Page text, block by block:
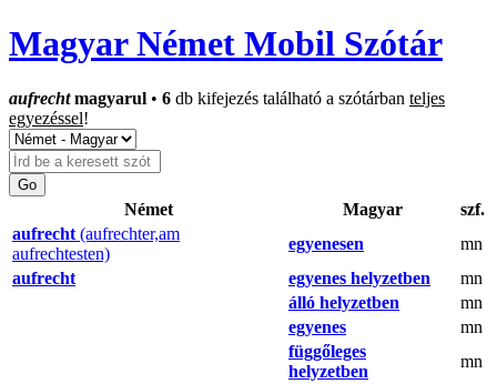
Magyar Német Mobil Szótár
aufrechtmagyarul • 6 db kifejezés található a szótárban teljes
egyezéssel!
Német Magyar
szf.
aufrecht (aufrechter,am
aufrechtesten)
egyenesen
mn
aufrecht
egyenes helyzetben
mn
álló helyzetben
mn
egyenes
mn
függőleges
helyzetben
mn